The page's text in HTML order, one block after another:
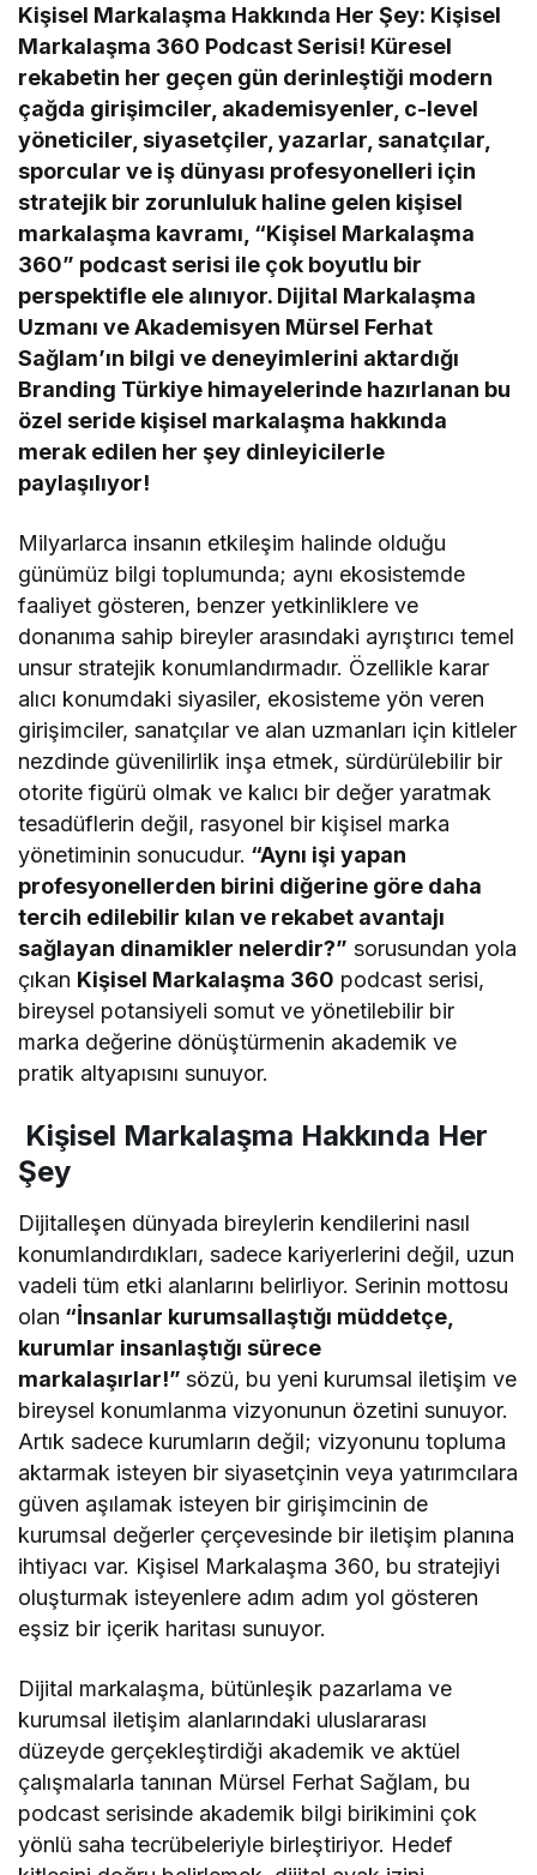
Kişisel Markalaşma Hakkında Her Şey: Kişisel
Markalaşma 360 Podcast Serisi! Küresel
rekabetin her geçen gün derinleştiği modern
çağda girişimciler, akademisyenler, c-level
yöneticiler, siyasetçiler, yazarlar, sanatçılar,
sporcular ve iş dünyası profesyonelleri için
stratejik bir zorunluluk haline gelen kişisel
markalaşma kavramı, “Kişisel Markalaşma
360” podcast serisi ile çok boyutlu bir
perspektifle ele alınıyor. Dijital Markalaşma
Uzmanı ve Akademisyen Mürsel Ferhat
Sağlam’ın bilgi ve deneyimlerini aktardığı
Branding Türkiye himayelerinde hazırlanan bu
özel seride kişisel markalaşma hakkında
merak edilen her şey dinleyicilerle
paylaşılıyor!
Milyarlarca insanın etkileşim halinde olduğu
günümüz bilgi toplumunda; aynı ekosistemde
faaliyet gösteren, benzer yetkinliklere ve
donanıma sahip bireyler arasındaki ayrıştırıcı temel
unsur stratejik konumlandırmadır. Özellikle karar
alıcı konumdaki siyasiler, ekosisteme yön veren
girişimciler, sanatçılar ve alan uzmanları için kitleler
nezdinde güvenilirlik inşa etmek, sürdürülebilir bir
otorite figürü olmak ve kalıcı bir değer yaratmak
tesadüflerin değil, rasyonel bir kişisel marka
yönetiminin sonucudur. “Aynı işi yapan
profesyonellerden birini diğerine göre daha
tercih edilebilir kılan ve rekabet avantajı
sağlayan dinamikler nelerdir?” sorusundan yola
çıkan Kişisel Markalaşma 360 podcast serisi,
bireysel potansiyeli somut ve yönetilebilir bir
marka değerine dönüştürmenin akademik ve
pratik altyapısını sunuyor.
Kişisel Markalaşma Hakkında Her
Şey
Dijitalleşen dünyada bireylerin kendilerini nasıl
konumlandırdıkları, sadece kariyerlerini değil, uzun
vadeli tüm etki alanlarını belirliyor. Serinin mottosu
olan “İnsanlar kurumsallaştığı müddetçe,
kurumlar insanlaştığı sürece
markalaşırlar!”sözü, bu yeni kurumsal iletişim ve
bireysel konumlanma vizyonunun özetini sunuyor.
Artık sadece kurumların değil; vizyonunu topluma
aktarmak isteyen bir siyasetçinin veya yatırımcılara
güven aşılamak isteyen bir girişimcinin de
kurumsal değerler çerçevesinde bir iletişim planına
ihtiyacı var. Kişisel Markalaşma 360, bu stratejiyi
oluşturmak isteyenlere adım adım yol gösteren
eşsiz bir içerik haritası sunuyor.
Dijital markalaşma, bütünleşik pazarlama ve
kurumsal iletişim alanlarındaki uluslararası
düzeyde gerçekleştirdiği akademik ve aktüel
çalışmalarla tanınan Mürsel Ferhat Sağlam, bu
podcast serisinde akademik bilgi birikimini çok
yönlü saha tecrübeleriyle birleştiriyor. Hedef